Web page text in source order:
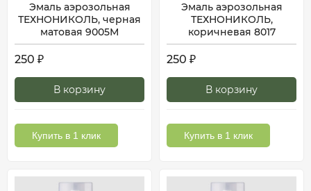
Эмаль аэрозольная
ТЕХНОНИКОЛЬ, черная
матовая 9005М
250 ₽
В корзину
Купить в 1 клик
Эмаль аэрозольная
ТЕХНОНИКОЛЬ,
коричневая 8017
250 ₽
В корзину
Купить в 1 клик